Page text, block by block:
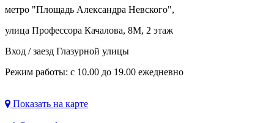
метро "Площадь Александра Невского",
улица Профессора Качалова, 8М, 2 этаж
Вход / заезд Глазурной улицы
Режим работы: с 10.00 до 19.00 ежедневно
Показать на карте